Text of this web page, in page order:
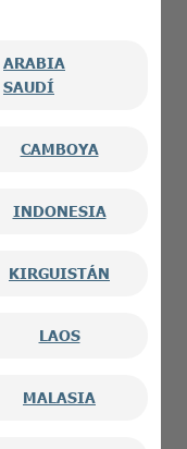
ARABIA
SAUDÍ
CAMBOYA
INDONESIA
KIRGUISTÁN
LAOS
MALASIA